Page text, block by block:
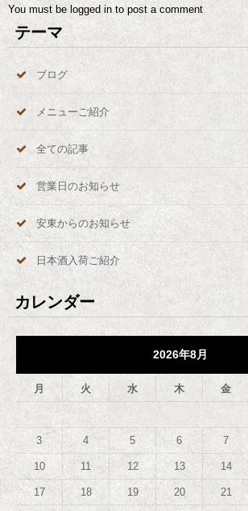
You must be logged in to post a comment
テーマ
ブログ
メニューご紹介
全ての記事
営業日のお知らせ
安東からのお知らせ
日本酒入荷ご紹介
カレンダー
2026年8月
月 火 水 木 金
3 4 5 6 7
10 11 12 13 14
17 18 19 20 21